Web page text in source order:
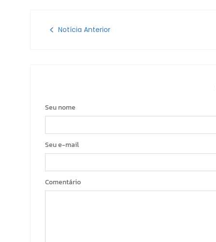
Notícia Anterior
Seu nome
Seu e-mail
Comentário